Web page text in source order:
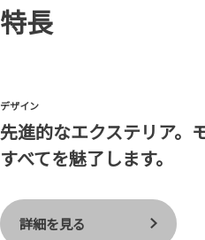
特長
デザイン
先進的なエクステリア。
すべてを魅了します。
詳細を見る